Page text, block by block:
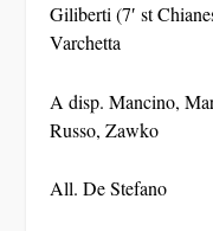
Giliberti (7′ st
Varchetta
A disp. Mancino,
Russo, Zawko
All. De Stefano